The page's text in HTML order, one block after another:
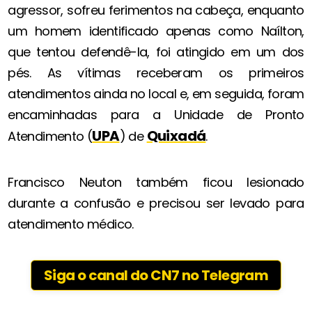
agressor, sofreu ferimentos na cabeça, enquanto
um homem identificado apenas como Naílton,
que tentou defendê-la, foi atingido em um dos
pés. As vítimas receberam os primeiros
atendimentos ainda no local e, em seguida, foram
encaminhadas para a Unidade de Pronto
Atendimento (UPA) de Quixadá.
Francisco Neuton também ficou lesionado
durante a confusão e precisou ser levado para
atendimento médico.
Siga o canal do CN7 no Telegram